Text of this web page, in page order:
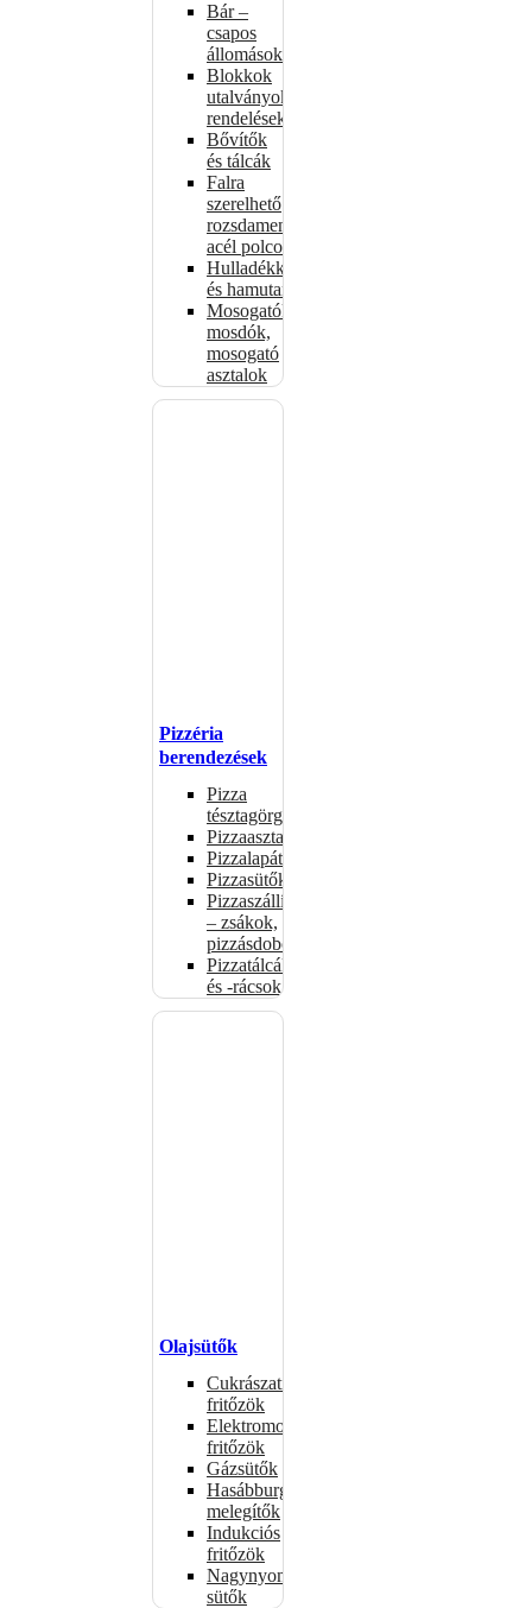
Bár –
csapos
állomások
Blokkok
utalványokhoz,
rendelésekhez
Bővítők
és tálcák
Falra
szerelhető
rozsdamentes
acél polcok
Hulladékkosarak
és hamutartók
Mosogatók,
mosdók,
mosogató
asztalok
Pizzéria
berendezések
Pizza
tésztagörgők
Pizzaasztalok
Pizzalapátok
Pizzasütők
Pizzaszállítás
– zsákok,
pizzásdobozok
Pizzatálcák
és -rácsok
Olajsütők
Cukrászati
fritőzök
Elektromos
fritőzök
Gázsütők
Hasábburgonya
melegítők
Indukciós
fritőzök
Nagynyomású
sütők